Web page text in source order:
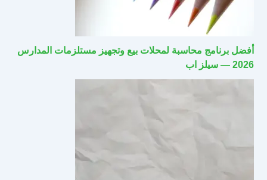
أفضل برنامج محاسبة لمحلات بيع وتجهيز مستلزمات المدارس
2026 — سيلز اب